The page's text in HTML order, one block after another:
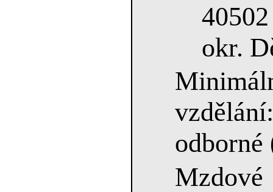
okr.